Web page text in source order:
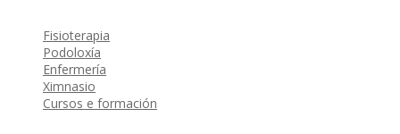
Fisioterapia
Podoloxía
Enfermería
Ximnasio
Cursos e formación